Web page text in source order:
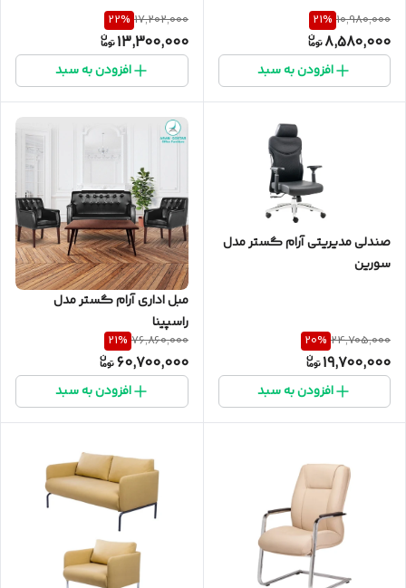
10,980,000
21%
8,580,000
افزودن به سبد
17,202,000
22%
13,300,000
افزودن به سبد
صندلی مدیریتی آرام گستر مدل
سورین
24,705,000
20%
19,700,000
افزودن به سبد
مبل اداری آرام گستر مدل
راسپینا
76,860,000
21%
60,700,000
افزودن به سبد